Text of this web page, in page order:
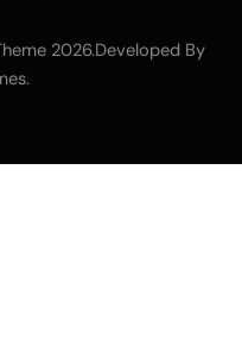
2026.Developed By
.